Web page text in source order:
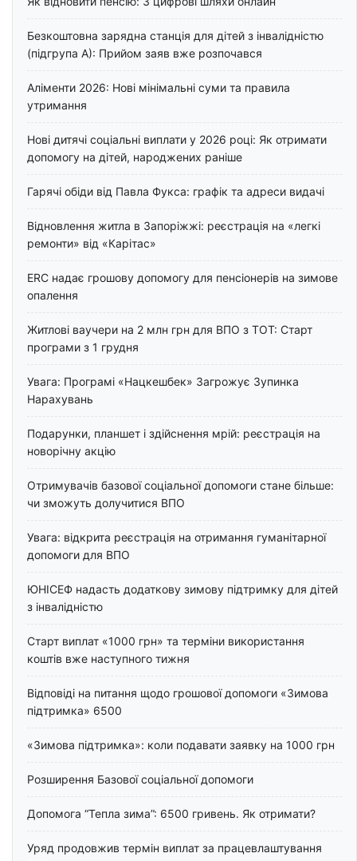
Безкоштовна зарядна станція для дітей з інвалідністю
(підгрупа А): Прийом заяв вже розпочався
Аліменти 2026: Нові мінімальні суми та правила
утримання
Нові дитячі соціальні виплати у 2026 році: Як отримати
допомогу на дітей, народжених раніше
Гарячі обіди від Павла Фукса: графік та адреси видачі
Відновлення житла в Запоріжжі: реєстрація на «легкі
ремонти» від «Карітас»
ERC надає грошову допомогу для пенсіонерів на зимове
опалення
Житлові ваучери на 2 млн грн для ВПО з ТОТ: Старт
програми з 1 грудня
Увага: Програмі «Нацкешбек» Загрожує Зупинка
Нарахувань
Подарунки, планшет і здійснення мрій: реєстрація на
новорічну акцію
Отримувачів базової соціальної допомоги стане більше:
чи зможуть долучитися ВПО
Увага: відкрита реєстрація на отримання гуманітарної
допомоги для ВПО
ЮНІСЕФ надасть додаткову зимову підтримку для дітей
з інвалідністю
Старт виплат «1000 грн» та терміни використання
коштів вже наступного тижня
Відповіді на питання щодо грошової допомоги «Зимова
підтримка» 6500
«Зимова підтримка»: коли подавати заявку на 1000 грн
Розширення Базової соціальної допомоги
Допомога “Тепла зима”: 6500 гривень. Як отримати?
Уряд продовжив термін виплат за працевлаштування